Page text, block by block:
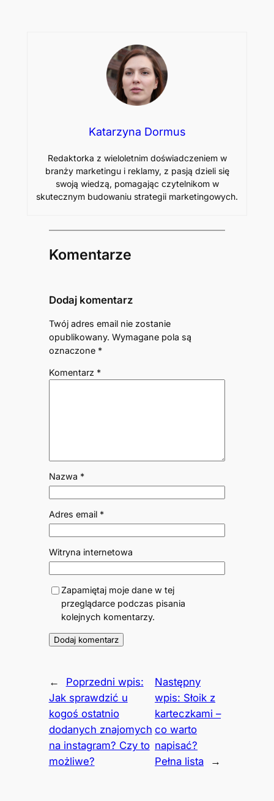
Katarzyna Dormus
Redaktorka z wieloletnim doświadczeniem w
branży marketingu i reklamy, z pasją dzieli się
swoją wiedzą, pomagając czytelnikom w
skutecznym budowaniu strategii marketingowych.
Komentarze
Dodaj komentarz
Twój adres email nie zostanie
opublikowany. Wymagane pola są
oznaczone *
Komentarz *
Nazwa *
Adres email *
Witryna internetowa
Zapamiętaj moje dane w tej
przeglądarce podczas pisania
kolejnych komentarzy.
←
Poprzedni wpis:
Jak sprawdzić u
kogoś ostatnio
dodanych znajomych
na instagram? Czy to
możliwe?
Następny
wpis: Słoik z
karteczkami –
co warto
napisać?
Pełna lista
→